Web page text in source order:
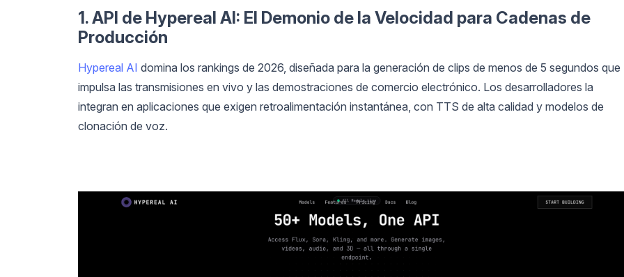
1. API de Hypereal AI: El Demonio de la Velocidad para Cadenas de
Producción
Hypereal AI domina los rankings de 2026, diseñada para la generación de clips de menos de 5 segundos que
impulsa las transmisiones en vivo y las demostraciones de comercio electrónico. Los desarrolladores la
integran en aplicaciones que exigen retroalimentación instantánea, con TTS de alta calidad y modelos de
clonación de voz.